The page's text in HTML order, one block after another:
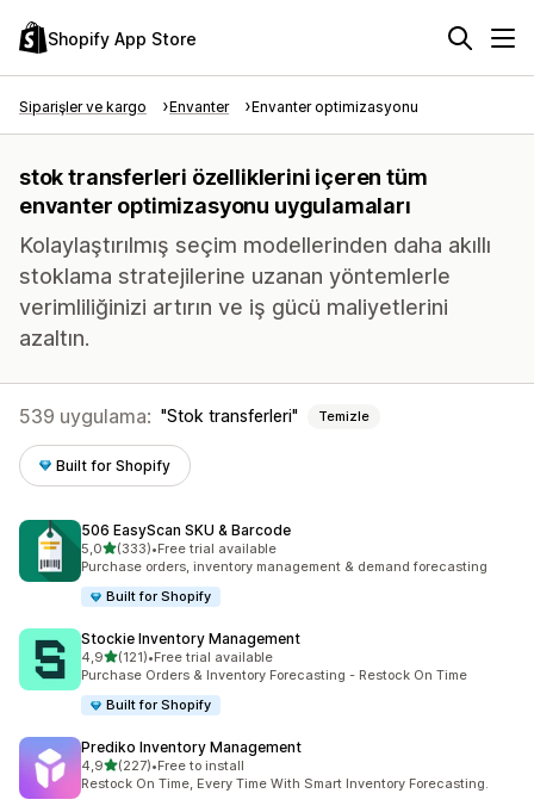
Shopify App Store
Siparişler ve kargo Envanter Envanter optimizasyonu
stok transferleri özelliklerini içeren tüm
envanter optimizasyonu uygulamaları
Kolaylaştırılmış seçim modellerinden daha akıllı
stoklama stratejilerine uzanan yöntemlerle
verimliliğinizi artırın ve iş gücü maliyetlerini
azaltın.
539 uygulama: Stok transferleri Temizle
Built for Shopify
506 EasyScan SKU & Barcode
5,05 yıldız üzerinden
(333)
toplam 333 değerlendirme
•Free trial available
Purchase orders, inventory management & demand forecasting
Built for Shopify
Stockie Inventory Management
4,95 yıldız üzerinden
(121)
toplam 121 değerlendirme
•Free trial available
Purchase Orders & Inventory Forecasting - Restock On Time
Built for Shopify
Prediko Inventory Management
4,95 yıldız üzerinden
(227)
toplam 227 değerlendirme
•Free to install
Restock On Time, Every Time With Smart Inventory Forecasting.